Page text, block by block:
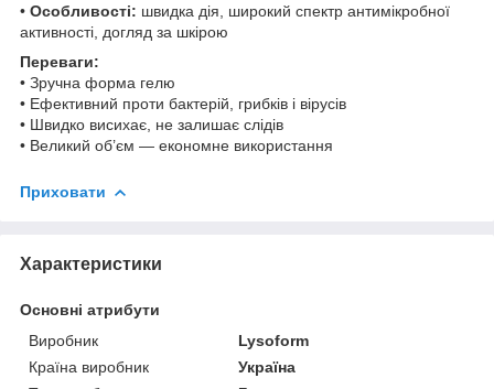
• Особливості: швидка дія, широкий спектр антимікробної
активності, догляд за шкірою
Переваги:
• Зручна форма гелю
• Ефективний проти бактерій, грибків і вірусів
• Швидко висихає, не залишає слідів
• Великий об’єм — економне використання
Приховати
Характеристики
Основні атрибути
Виробник
Lysoform
Країна виробник
Україна